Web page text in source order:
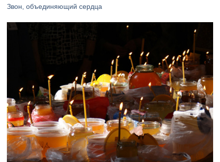
Звон, объединяющий сердца